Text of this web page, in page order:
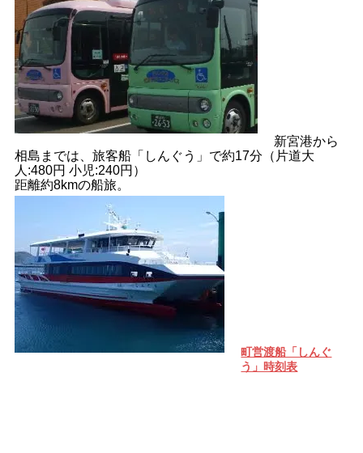
新宮港から
相島までは、旅客船「しんぐう」で約17分（片道大
人:480円 小児:240円）
距離約8kmの船旅。
町営渡船「しんぐ
う」時刻表